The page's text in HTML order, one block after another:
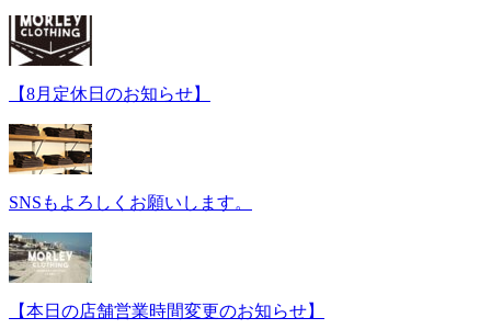
【8月定休日のお知らせ】
SNSもよろしくお願いします。
【本日の店舗営業時間変更のお知らせ】